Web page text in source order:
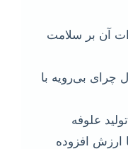
آن بر سلامت
چرای بی‌رویه با
علوفه
ارزش افزوده